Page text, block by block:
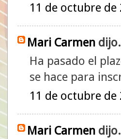
11 de octubre de
Mari Carmen
Ha pasado el
se hace para
11 de octubre de
Mari Carmen